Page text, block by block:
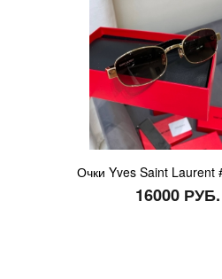
Очки Yves Saint Laurent
16000 РУБ.